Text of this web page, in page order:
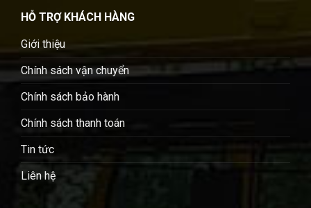
HỖ TRỢ KHÁCH HÀNG
Giới thiệu
Chính sách vận chuyển
Chính sách bảo hành
Chính sách thanh toán
Tin tức
Liên hệ